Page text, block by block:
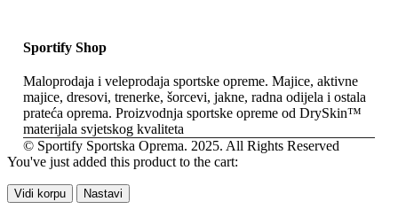
Sportify Shop
Maloprodaja i veleprodaja sportske opreme. Majice, aktivne
majice, dresovi, trenerke, šorcevi, jakne, radna odijela i ostala
prateća oprema. Proizvodnja sportske opreme od DrySkin™
materijala svjetskog kvaliteta
© Sportify Sportska Oprema. 2025. All Rights Reserved
You've just added this product to the cart:
Vidi korpu Nastavi